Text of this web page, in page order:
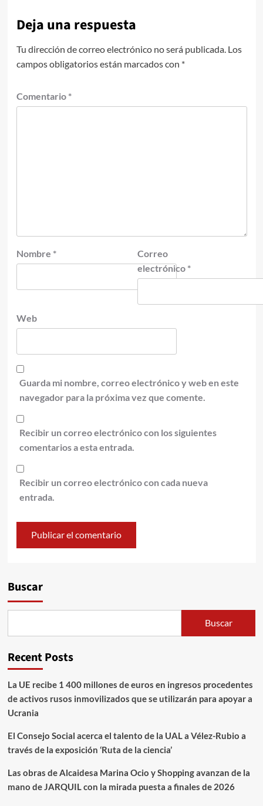
Deja una respuesta
Tu dirección de correo electrónico no será publicada. Los
campos obligatorios están marcados con *
Comentario *
Nombre *
Correo
electrónico *
Web
Guarda mi nombre, correo electrónico y web en este
navegador para la próxima vez que comente.
Recibir un correo electrónico con los siguientes
comentarios a esta entrada.
Recibir un correo electrónico con cada nueva
entrada.
Buscar
Buscar
Recent Posts
La UE recibe 1 400 millones de euros en ingresos procedentes
de activos rusos inmovilizados que se utilizarán para apoyar a
Ucrania
El Consejo Social acerca el talento de la UAL a Vélez-Rubio a
través de la exposición ‘Ruta de la ciencia’
Las obras de Alcaidesa Marina Ocio y Shopping avanzan de la
mano de JARQUIL con la mirada puesta a finales de 2026